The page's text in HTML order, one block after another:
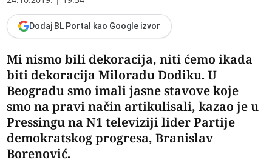
Dodaj BL Portal kao Google izvor
Mi nismo bili dekoracija, niti ćemo ikada
biti dekoracija Miloradu Dodiku. U
Beogradu smo imali jasne stavove koje
smo na pravi način artikulisali, kazao je u
Pressingu na N1 televiziji lider Partije
demokratskog progresa, Branislav
Borenović.